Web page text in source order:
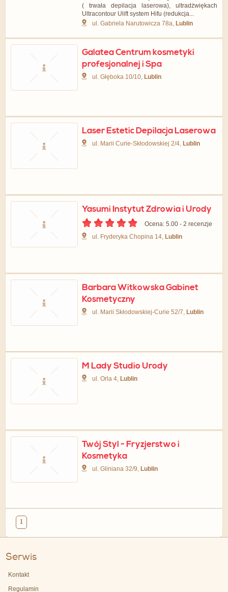
( trwała depilacja laserowa), ultradżwiękach
Ultracontour Ulift system Hifu (redukcja...
ul. Gabriela Narutowicza 78a, Lublin
Galatea Centrum kosmetyki
profesjonalnej i Spa
ul. Głęboka 10/10, Lublin
Laser Estetic Depilacja Laserowa
ul. Marii Curie-Skłodowskiej 2/4, Lublin
Yasumi Instytut Zdrowia i Urody
Ocena: 5.00 - ‎2 recenzje
ul. Fryderyka Chopina 14, Lublin
Barbara Witkowska Gabinet
Kosmetyczny
ul. Marii Skłodowskiej-Curie 52/7, Lublin
M Lady Studio Urody
ul. Orla 4, Lublin
Twój Styl - Fryzjerstwo i
Kosmetyka
ul. Gliniana 32/9, Lublin
1
Serwis
Kontakt
Regulamin